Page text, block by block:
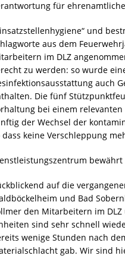
für
und
aus dem
im DLZ
zu werden: so wurde
auch
Die fünf
bei einem
der Wechsel der
dass keine Verschleppung
bewährt
auf die
und Bad
den Mitarbeitern im
sind sehr schnell
wenige Stunden nach
gab. Wir sind